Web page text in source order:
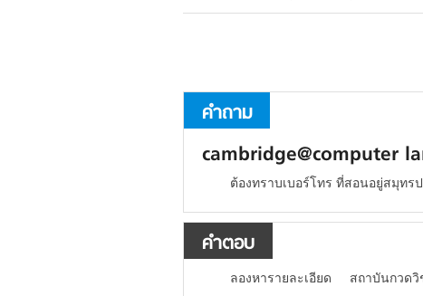
คำถาม
cambridge@computer
ต้องทราบเบอร์โทร ที่สอนอยู่สมุทร
คำตอบ
ลองหารายละเอียด สถาบันกวดวิ